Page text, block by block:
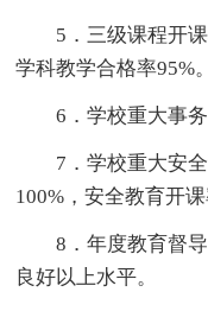
5．三级课程开
学科教学合格率95%。
6．学校重大事
7．学校重大安
100%，安全教育开
8．年度教育督
良好以上水平。